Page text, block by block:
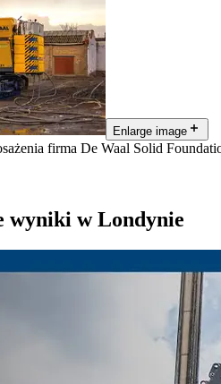
Enlarge image
firma De Waal Solid
wyniki w Londynie